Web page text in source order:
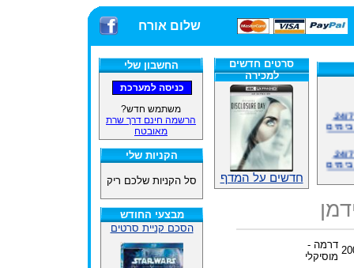
שלום אורח
החשבון שלי
משתמש חדש?
הרשמה חינם דרך שרת
מאובטח
הקניות שלי
סל הקניות שלכם ריק
מבצעי החודש
הסכם קניית סרטים
סרטים חדשים
למכירה
חדשים על המדף
דרמה -
מוסיקלי